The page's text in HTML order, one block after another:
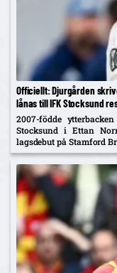
Officiellt: Djurgården
lånas till IFK Stocksund
2007-födde
Stocksund i Ettan
lagsdebut på Stamford
Brommapojkarna i år.